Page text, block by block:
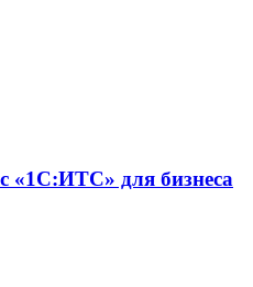
«1С:ИТС» для бизнеса